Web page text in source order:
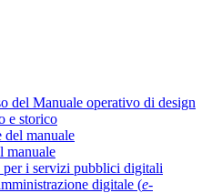
del Manuale operativo di design
e storico
del manuale
manuale
per i servizi pubblici digitali
digitale (e-